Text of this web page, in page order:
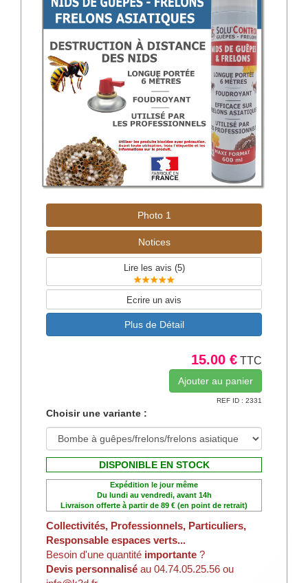
Photo 1
Notices
Lire les avis (5)
Ecrire un avis
Plus de Détail
15.00 € TTC
REF ID : 2331
Choisir une variante :
DISPONIBLE EN STOCK
Expédition le jour même
Du lundi au vendredi, avant 14h
Livraison offerte à partir de 89 € (en point de retrait)
Collectivités, Professionnels, Particuliers,
Responsable espaces verts...
Besoin d'une quantité importante ?
Devis personnalisé au 04.74.05.25.56 ou